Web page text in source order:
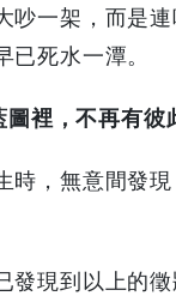
吵一架，而是
死水一潭。
圖裡，不再有彼
時，無意間發
發現到以上的